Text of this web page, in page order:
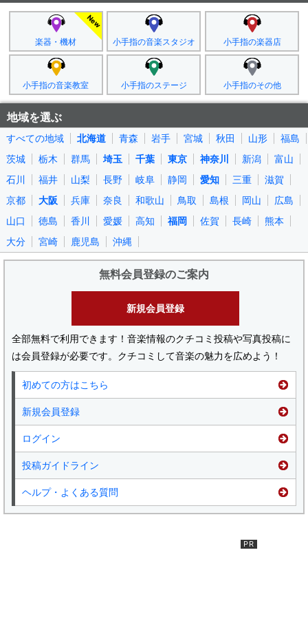
楽器・機材 小手指の音楽スタジオ 小手指の楽器店
小手指の音楽教室 小手指のステージ 小手指のその他
地域を選ぶ
すべての地域 北海道 青森 岩手 宮城 秋田 山形
福島
茨城
栃木 群馬 埼玉 千葉 東京 神奈川 新潟
富山
石川
福井 山梨 長野 岐阜 静岡 愛知 三重
滋賀
京都
大阪 兵庫 奈良 和歌山 鳥取 島根 岡山
広島
山口
徳島 香川 愛媛 高知 福岡 佐賀 長崎
熊本
大分
宮崎 鹿児島 沖縄
無料会員登録のご案内
新規会員登録
全部無料で利用できます！音楽情報のクチコミ投稿や写真投稿に
は会員登録が必要です。クチコミして音楽の魅力を広めよう！
初めての方はこちら
新規会員登録
ログイン
投稿ガイドライン
ヘルプ・よくある質問